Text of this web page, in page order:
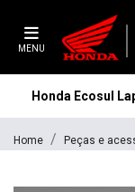
MENU
Honda Ecosul
Home Peças e